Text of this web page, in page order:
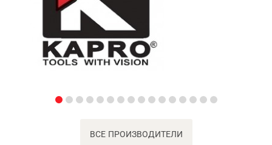
ВСЕ ПРОИЗВОДИТЕЛИ